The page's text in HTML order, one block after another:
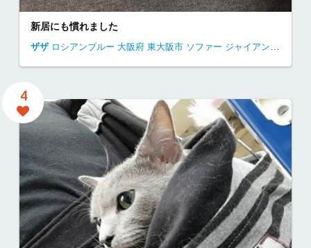
新居にも慣れました
ザザ ロシアンブルー 大阪府 東大阪市 ソファー ジャイアン 昼寝
4